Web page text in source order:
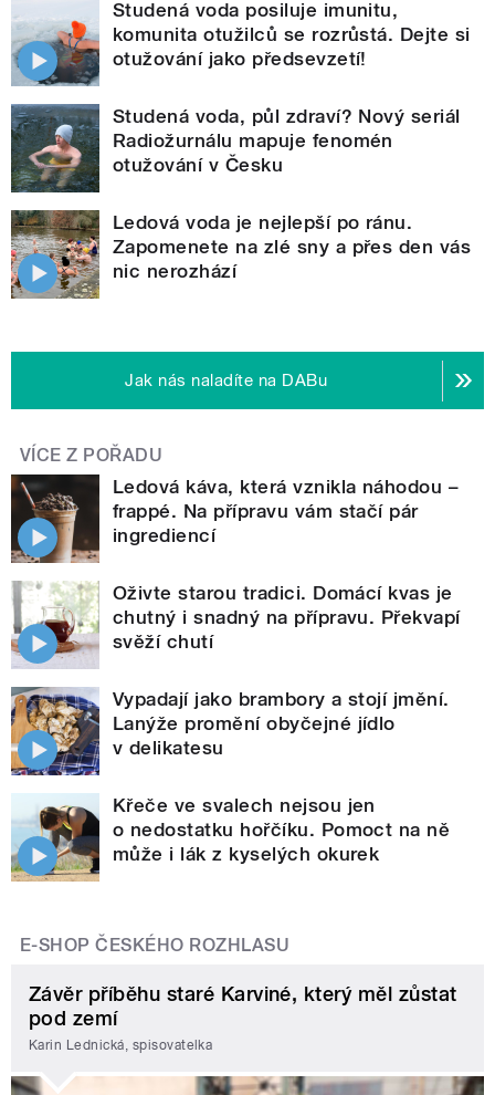
Studená voda posiluje imunitu,
komunita otužilců se rozrůstá. Dejte si
otužování jako předsevzetí!
Studená voda, půl zdraví? Nový seriál
Radiožurnálu mapuje fenomén
otužování v Česku
Ledová voda je nejlepší po ránu.
Zapomenete na zlé sny a přes den vás
nic nerozhází
Jak nás naladíte na DABu
VÍCE Z POŘADU
Ledová káva, která vznikla náhodou –
frappé. Na přípravu vám stačí pár
ingrediencí
Oživte starou tradici. Domácí kvas je
chutný i snadný na přípravu. Překvapí
svěží chutí
Vypadají jako brambory a stojí jmění.
Lanýže promění obyčejné jídlo
v delikatesu
Křeče ve svalech nejsou jen
o nedostatku hořčíku. Pomoct na ně
může i lák z kyselých okurek
E-SHOP ČESKÉHO ROZHLASU
Závěr příběhu staré Karviné, který měl zůstat
pod zemí
Karin Lednická, spisovatelka